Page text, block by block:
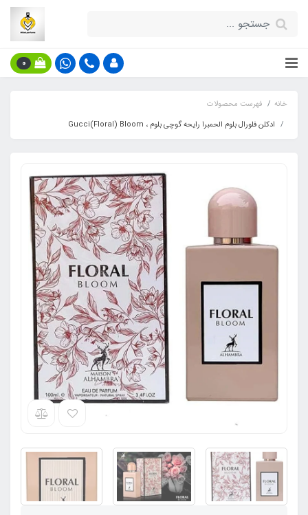
0
خانه
فهرست محصولات
ادکلن فلورال بلوم الحمبرا رایحه گوچی بلوم ، Gucci(Floral) Bloom